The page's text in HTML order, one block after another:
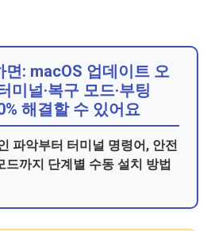
면: macOS 업데이트 오
미널·복구 모드·부팅
해결할 수 있어요
파악부터 터미널 명령어, 안전
드까지 단계별 수동 설치 방법